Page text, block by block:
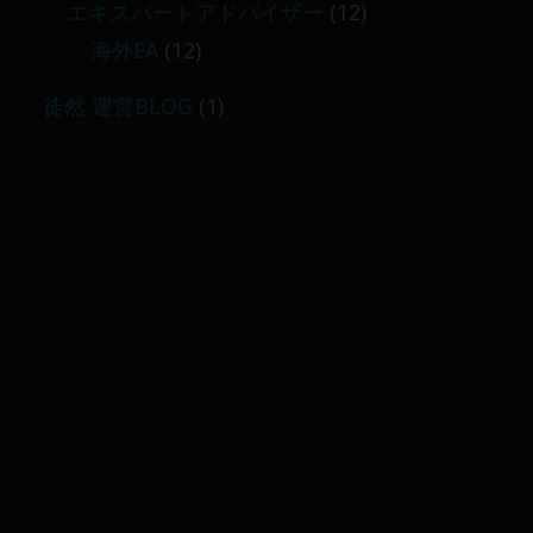
エキスパートアドバイザー (12)
海外EA (12)
徒然 運営BLOG (1)